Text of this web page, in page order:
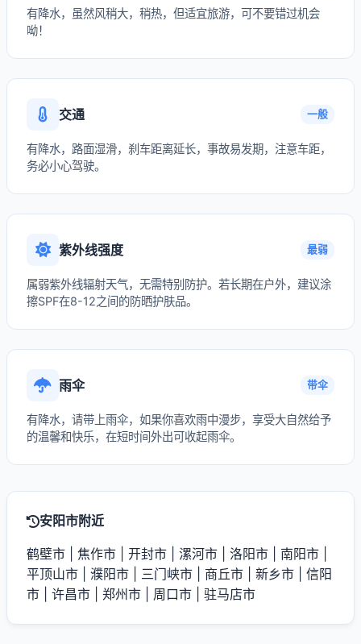
有降水，虽然风稍大，稍热，但适宜旅游，可不要错过机会
呦！
交通 一般
有降水，路面湿滑，刹车距离延长，事故易发期，注意车距，
务必小心驾驶。
紫外线强度 最弱
属弱紫外线辐射天气，无需特别防护。若长期在户外，建议涂
擦SPF在8-12之间的防晒护肤品。
雨伞 带伞
有降水，请带上雨伞，如果你喜欢雨中漫步，享受大自然给予
的温馨和快乐，在短时间外出可收起雨伞。
安阳市附近
鹤壁市 焦作市 开封市 漯河市 洛阳市 南阳市
平顶山市
濮阳市 三门峡市 商丘市 新乡市
信阳
市
许昌市 郑州市 周口市 驻马店市